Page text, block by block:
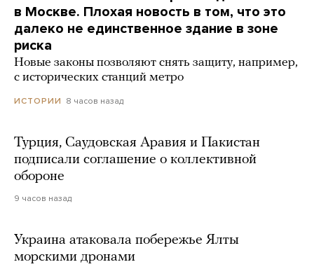
в Москве. Плохая новость в том, что это
далеко не единственное здание в зоне
риска
Новые законы позволяют снять защиту, например,
с исторических станций метро
ИСТОРИИ 8 часов назад
Турция, Саудовская Аравия и Пакистан
подписали соглашение о коллективной
обороне
9 часов назад
Украина атаковала побережье Ялты
морскими дронами